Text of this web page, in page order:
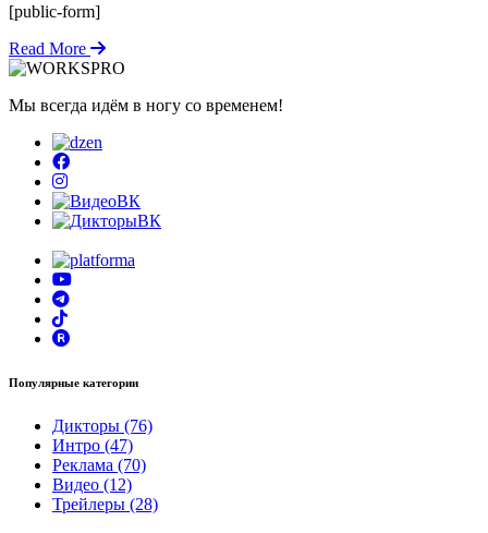
[public-form]
Read More
Мы всегда идём в ногу со временем!
Популярные категории
Дикторы (76)
Интро (47)
Реклама (70)
Видео (12)
Трейлеры (28)